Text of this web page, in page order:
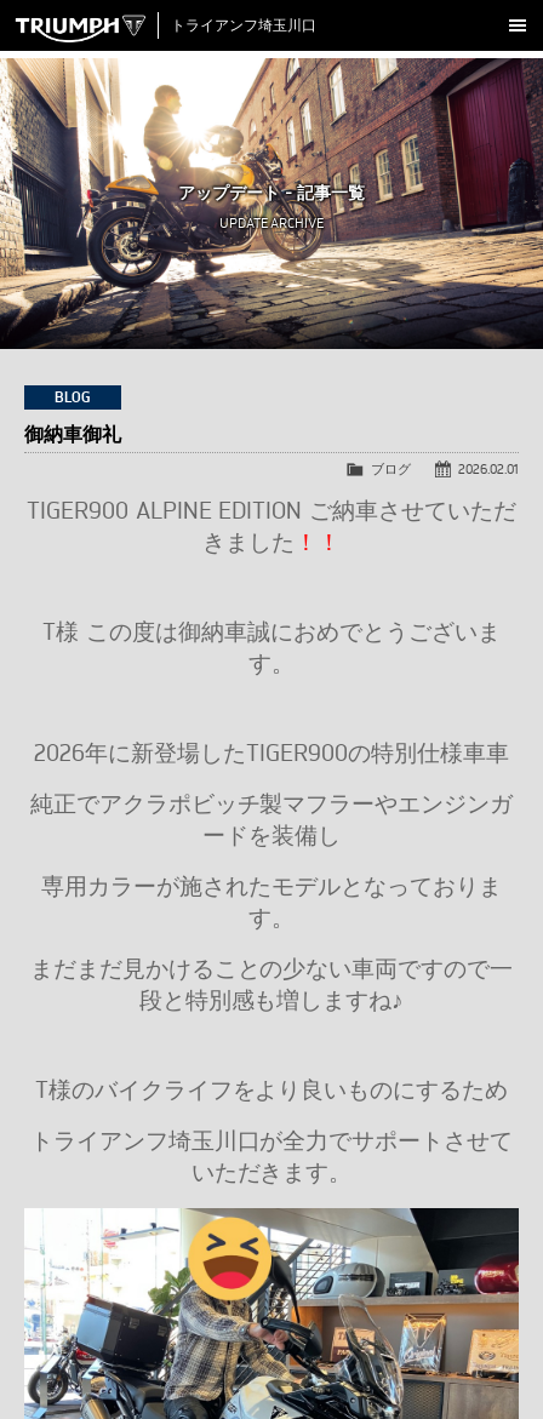
トライアンフ埼玉川口
新車在庫情報
試乗車一覧
認定中古車
アクセサリー
クロージング
アップデート
店舗情報
採用情報
TRIUMPH OFFICIAL SITE
LINE FacebookInstagram
X
アップデート - 記事一覧
UPDATE ARCHIVE
BLOG
御納車御礼
2026.02.01
ブログ
TIGER900 ALPINE EDITION ご納車させていただ
きました ！！
T様 この度は御納車誠におめでとうございま
す。
2026年に新登場したTIGER900の特別仕様車車
純正でアクラポビッチ製マフラーやエンジンガ
ードを装備し
専用カラーが施されたモデルとなっておりま
す。
まだまだ見かけることの少ない車両ですので一
段と特別感も増しますね♪
T様のバイクライフをより良いものにするため
トライアンフ埼玉川口が全力でサポートさせて
いただきます。